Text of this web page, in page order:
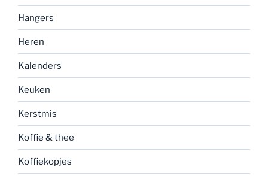
Hangers
Heren
Kalenders
Keuken
Kerstmis
Koffie & thee
Koffiekopjes